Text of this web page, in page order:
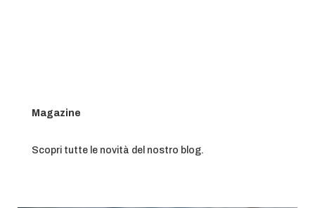
Magazine
Scopri tutte le novità del nostro blog.